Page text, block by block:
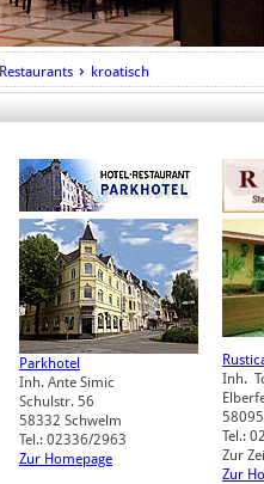
Restaurants kroatisch
Parkhotel
Inh. Ante Simic
Schulstr. 56
58332 Schwelm
Tel.: 02336/2963
Zur Homepage
Inh.
58095
Tel.:
Zur
Zur